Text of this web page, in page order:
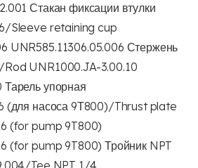
Стакан фиксации втулки
Sleeve retaining cup
UNR585.11306.05.006 Стержень
UNR1000.JA-3.00.10
упорная
(для насоса 9Т800)/Thrust plate
(for pump 9T800)
(for pump 9T800) Тройник NPT
Tee NPT 1/4